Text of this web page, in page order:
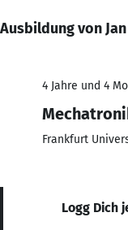
Ausbildung von
4 Jahre und 4
Frankfurt
Logg Dich